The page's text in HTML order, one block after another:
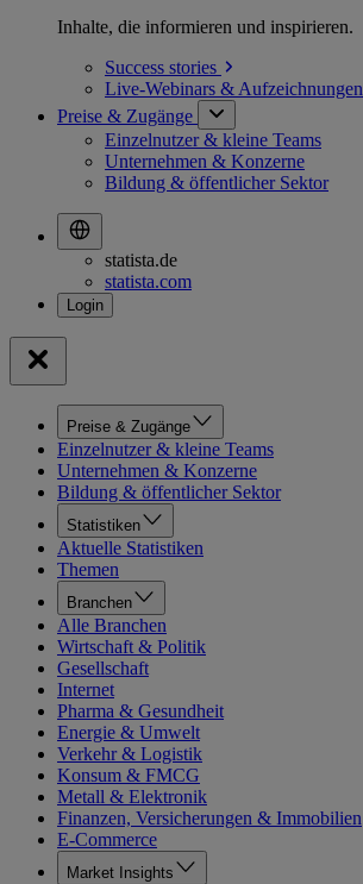
Inhalte, die informieren und inspirieren.
Success stories
Live-Webinars & Aufzeichnungen
Preise & Zugänge
Einzelnutzer & kleine Teams
Unternehmen & Konzerne
Bildung & öffentlicher Sektor
statista.de
statista.com
Preise & Zugänge
Einzelnutzer & kleine Teams
Unternehmen & Konzerne
Bildung & öffentlicher Sektor
Statistiken
Aktuelle Statistiken
Themen
Branchen
Alle Branchen
Wirtschaft & Politik
Gesellschaft
Internet
Pharma & Gesundheit
Energie & Umwelt
Verkehr & Logistik
Konsum & FMCG
Metall & Elektronik
Finanzen, Versicherungen & Immobilien
E-Commerce
Market Insights